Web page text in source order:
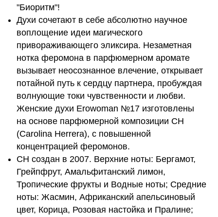
"Биоритм"!
Духи сочетают в себе абсолютно научное
воплощение идеи магического
привораживающего эликсира. Незаметная
нотка феромона в парфюмерном аромате
вызывает неосознанное влечение, открывает
потайной путь к сердцу партнера, пробуждая
волнующие токи чувственности и любви.
Женские духи Erowoman №17 изготовлены
на основе парфюмерной композиции CH
(Carolina Herrera), с повышенной
концентрацией феромонов.
CH создан в 2007. Верхние ноты: Бергамот,
Грейпфрут, Амальфитанский лимон,
Тропические фрукты и Водные ноты; Средние
ноты: Жасмин, Африканский апельсиновый
цвет, Корица, Розовая настойка и Пралине;